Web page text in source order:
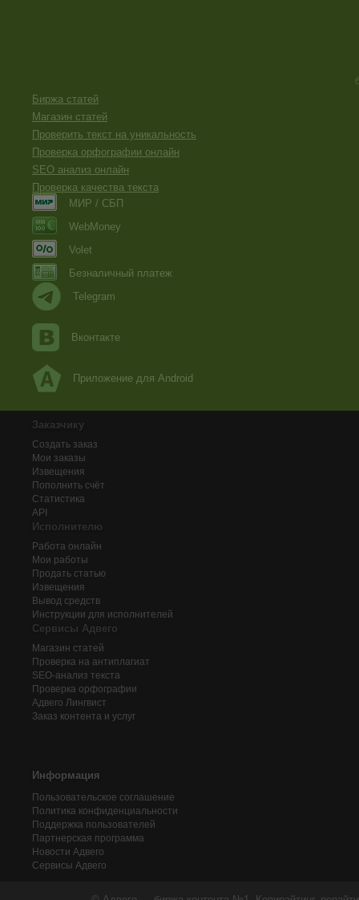
Биржа статей
Магазин статей
Проверить текст на уникальность
Проверка орфографии онлайн
SEO анализ онлайн
Проверка качества текста
МИР / СБП
WebMoney
Volet
Безналичный платеж
Telegram
Вконтакте
Приложение для Android
Заказчику
Создать заказ
Мои заказы
Извещения
Пополнить счёт
Статистика
API
Исполнителю
Работа онлайн
Мои работы
Продать статью
Извещения
Вывод средств
Инструкции для исполнителей
Сервисы Адвего
Магазин статей
Проверка на антиплагиат
SEO-анализ текста
Проверка орфографии
Адвего Лингвист
Заказ контента и услуг
Информация
Пользовательское соглашение
Политика конфиденциальности
Поддержка пользователей
Партнерская программа
Новости Адвего
Сервисы Адвего